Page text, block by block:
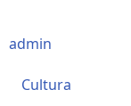
admin
Cultura